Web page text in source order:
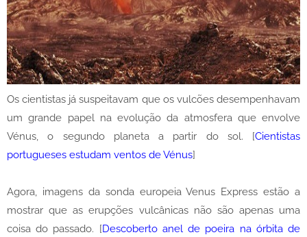
Os cientistas já suspeitavam que os vulcões desempenhavam
um grande papel na evolução da atmosfera que envolve
Vénus, o segundo planeta a partir do sol. [Cientistas
portugueses estudam ventos de Vénus]
Agora, imagens da sonda europeia Venus Express estão a
mostrar que as erupções vulcânicas não são apenas uma
coisa do passado. [Descoberto anel de poeira na órbita de